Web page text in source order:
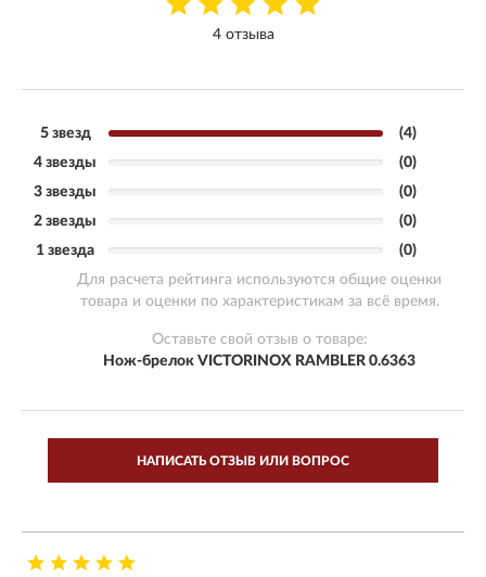
4 отзыва
5 звезд
(4)
4 звезды
(0)
3 звезды
(0)
2 звезды
(0)
1 звезда
(0)
Для расчета рейтинга используются общие оценки
товара и оценки по характеристикам за всё время.
Оставьте свой отзыв о товаре:
Нож-брелок VICTORINOX RAMBLER 0.6363
НАПИСАТЬ ОТЗЫВ ИЛИ ВОПРОС